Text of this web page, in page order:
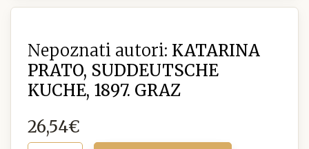
Nepoznati autori: KATARINA
PRATO, SUDDEUTSCHE
KUCHE, 1897. GRAZ
26,54€